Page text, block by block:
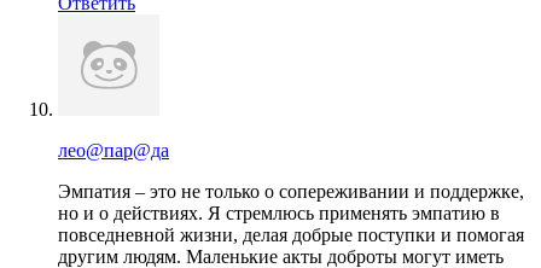
лео@пар@да
Эмпатия – это не только о сопереживании и поддержке,
но и о действиях. Я стремлюсь применять эмпатию в
повседневной жизни, делая добрые поступки и помогая
другим людям. Маленькие акты доброты могут иметь